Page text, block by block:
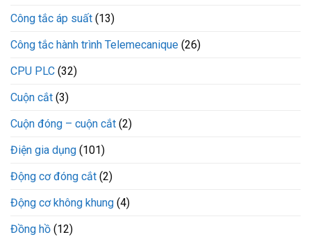
Công tắc áp suất (13)
Công tắc hành trình Telemecanique (26)
CPU PLC (32)
Cuộn cắt (3)
Cuộn đóng – cuộn cắt (2)
Điện gia dụng (101)
Động cơ đóng cắt (2)
Động cơ không khung (4)
Đồng hồ (12)